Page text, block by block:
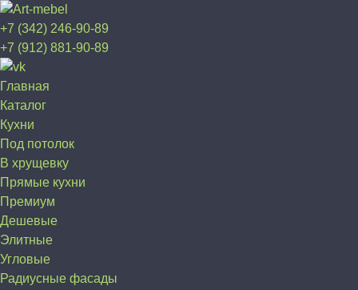
+7 (342) 246-90-89
+7 (912) 881-90-89
Главная
Каталог
Кухни
Под потолок
В хрущевку
Прямые кухни
Премиум
Дешевые
Элитные
Угловые
Радиусные фасады